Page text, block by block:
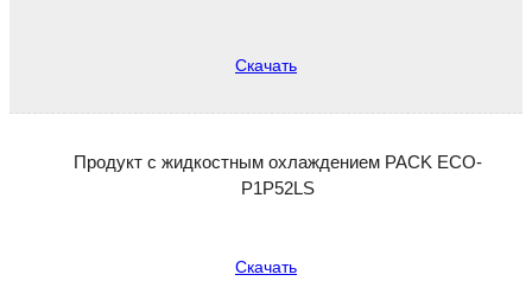
Скачать
Продукт с жидкостным охлаждением PACK ECO-
P1P52LS
Скачать